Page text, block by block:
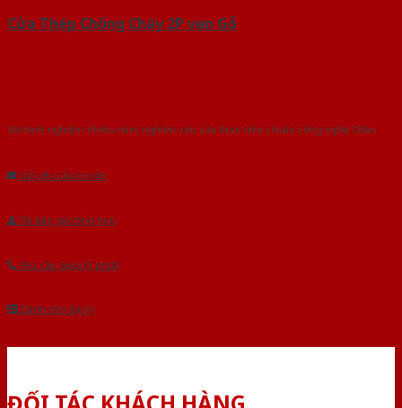
Cửa Thép Chống Cháy 2P van Gỗ
Với kinh nghiệm nhiêu năm nghiên cứu cửa theo tiêu chuẩn công nghệ Châu
Gửi yêu cầu tư vấn
Tải báo giá tổng hợp
Yêu cầu gọi lại (3 phút)
Dành cho đại lý